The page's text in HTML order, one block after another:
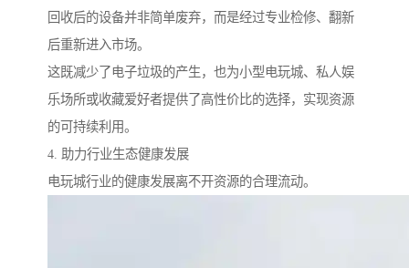
回收后的设备并非简单废弃，而是经过专业检修、翻新
后重新进入市场。
这既减少了电子垃圾的产生，也为小型电玩城、私人娱
乐场所或收藏爱好者提供了高性价比的选择，实现资源
的可持续利用。
4. 助力行业生态健康发展
电玩城行业的健康发展离不开资源的合理流动。